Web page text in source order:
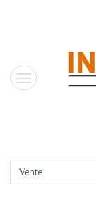
Vente